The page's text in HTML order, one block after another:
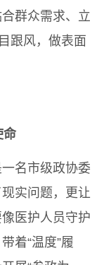
群众需求、立
跟风，做表面
命
名市级政协委
实问题，更让
医护人员守护
着“温度”履